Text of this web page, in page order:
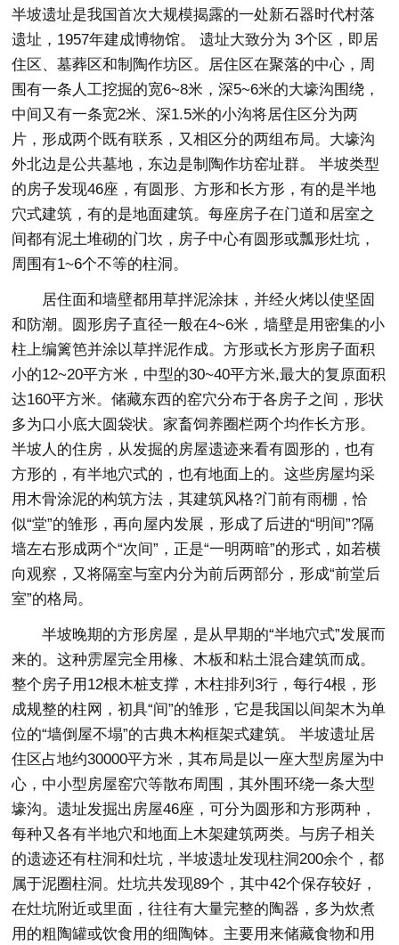
半坡遗址是我国首次大规模揭露的一处新石器时代村落
遗址，1957年建成博物馆。 遗址大致分为 3个区，即居
住区、墓葬区和制陶作坊区。居住区在聚落的中心，周
围有一条人工挖掘的宽6~8米，深5~6米的大壕沟围绕，
中间又有一条宽2米、深1.5米的小沟将居住区分为两
片，形成两个既有联系，又相区分的两组布局。大壕沟
外北边是公共墓地，东边是制陶作坊窑址群。 半坡类型
的房子发现46座，有圆形、方形和长方形，有的是半地
穴式建筑，有的是地面建筑。每座房子在门道和居室之
间都有泥土堆砌的门坎，房子中心有圆形或瓢形灶坑，
周围有1~6个不等的柱洞。
居住面和墙壁都用草拌泥涂抹，并经火烤以使坚固
和防潮。圆形房子直径一般在4~6米，墙壁是用密集的小
柱上编篱笆并涂以草拌泥作成。方形或长方形房子面积
小的12~20平方米，中型的30~40平方米,最大的复原面积
达160平方米。储藏东西的窑穴分布于各房子之间，形状
多为口小底大圆袋状。家畜饲养圈栏两个均作长方形。
半坡人的住房，从发掘的房屋遗迹来看有圆形的，也有
方形的，有半地穴式的，也有地面上的。这些房屋均采
用木骨涂泥的构筑方法，其建筑风格?门前有雨棚，恰
似“堂”的雏形，再向屋内发展，形成了后进的“明间”?隔
墙左右形成两个“次间”，正是“一明两暗”的形式，如若横
向观察，又将隔室与室内分为前后两部分，形成“前堂后
室”的格局。
半坡晚期的方形房屋，是从早期的“半地穴式”发展而
来的。这种雳屋完全用椽、木板和粘土混合建筑而成。
整个房子用12根木桩支撑，木柱排列3行，每行4根，形
成规整的柱网，初具“间”的雏形，它是我国以间架木为单
位的“墙倒屋不塌”的古典木构框架式建筑。 半坡遗址居
住区占地约30000平方米，其布局是以一座大型房屋为中
心，中小型房屋窑穴等散布周围，其外围环绕一条大型
壕沟。遗址发掘出房屋46座，可分为圆形和方形两种，
每种又各有半地穴和地面上木架建筑两类。与房子相关
的遗迹还有柱洞和灶坑，半坡遗址发现柱洞200余个，都
属于泥圈柱洞。灶坑共发现89个，其中42个保存较好，
在灶坑附近或里面，往往有大量完整的陶器，多为炊煮
用的粗陶罐或饮食用的细陶钵。主要用来储藏食物和用